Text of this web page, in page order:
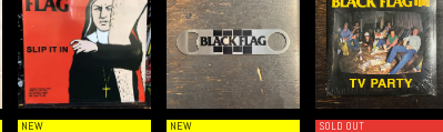
NEW NEW SOLD OUT